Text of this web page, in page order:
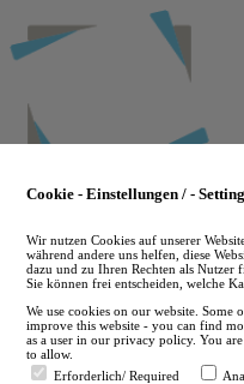
to
main
Cookie - Einstellungen / -
Wir nutzen Cookies auf unserer
während andere uns helfen, diese
dazu und zu Ihren Rechten als Nutzer
Sie können frei entscheiden, welche
We use cookies on our website. Some
improve this website - you can find
as a user in our privacy policy. You
to allow.
Erforderlich/ Required